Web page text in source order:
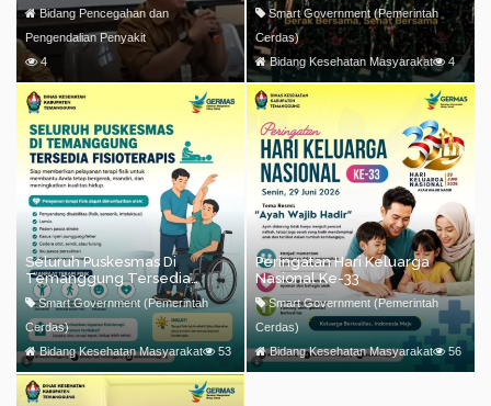
Bidang Pencegahan dan
Pengendalian Penyakit
4
Smart Government (Pemerintah
Cerdas)
Bidang Kesehatan Masyarakat
4
Seluruh Puskesmas Di
Temanggung Tersedia
Fisioterapis
Smart Government (Pemerintah
Cerdas)
Bidang Kesehatan Masyarakat
53
Peringatan Hari Keluarga
Nasional Ke-33
Smart Government (Pemerintah
Cerdas)
Bidang Kesehatan Masyarakat
56